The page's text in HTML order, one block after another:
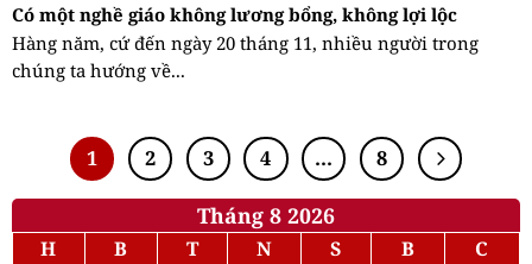
Có một nghề giáo không lương bổng, không lợi lộc
Hàng năm, cứ đến ngày 20 tháng 11, nhiều người trong
chúng ta hướng về...
1 2 3 4 … 8
Tháng 8 2026
H B T N S B
C